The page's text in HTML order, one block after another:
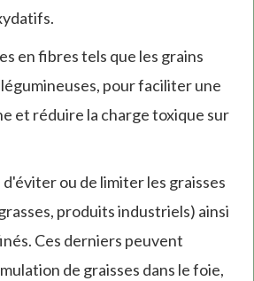
en fibres tels que les grains
pour faciliter une
et réduire la charge toxique sur
ou de limiter les graisses
produits industriels) ainsi
Ces derniers peuvent
de graisses dans le foie,